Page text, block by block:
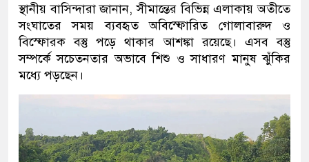
স্থানীয় বাসিন্দারা জানান, সীমান্তের বিভিন্ন এলাকায় অতীতে
সংঘাতের সময় ব্যবহৃত অবিস্ফোরিত গোলাবারুদ ও
বিস্ফোরক বস্তু পড়ে থাকার আশঙ্কা রয়েছে। এসব বস্তু
সম্পর্কে সচেতনতার অভাবে শিশু ও সাধারণ মানুষ ঝুঁকির
মধ্যে পড়ছেন।